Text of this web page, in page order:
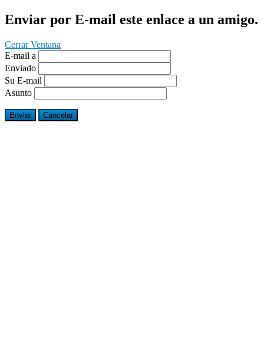
Enviar por E-mail este enlace a un amigo.
Cerrar Ventana
E-mail a
Enviado
Su E-mail
Asunto
Enviar Cancelar